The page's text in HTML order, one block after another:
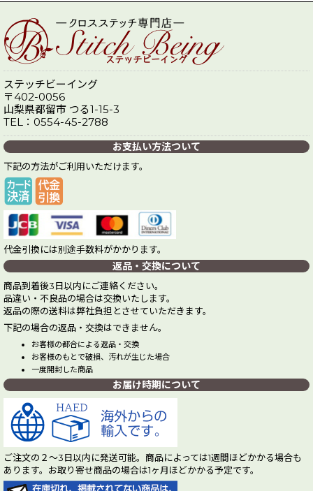
ステッチビーイング
〒402-0056
山梨県都留市 つる1-15-3
TEL：0554-45-2788
お支払い方法ついて
下記の方法がご利用いただけます。
代金引換には別途手数料がかかります。
返品・交換について
商品到着後3日以内にご連絡ください。
品違い・不良品の場合は交換いたします。
返品の際の送料は弊社負担とさせていただきます。
下記の場合の返品・交換はできません。
お客様の都合による返品・交換
お客様のもとで破損、汚れが生じた場合
一度開封した商品
お届け時期について
ご注文の２～3日以内に発送可能。商品によっては1週間ほどかかる場合も
あります。お取り寄せ商品の場合は1ヶ月ほどかかる予定です。